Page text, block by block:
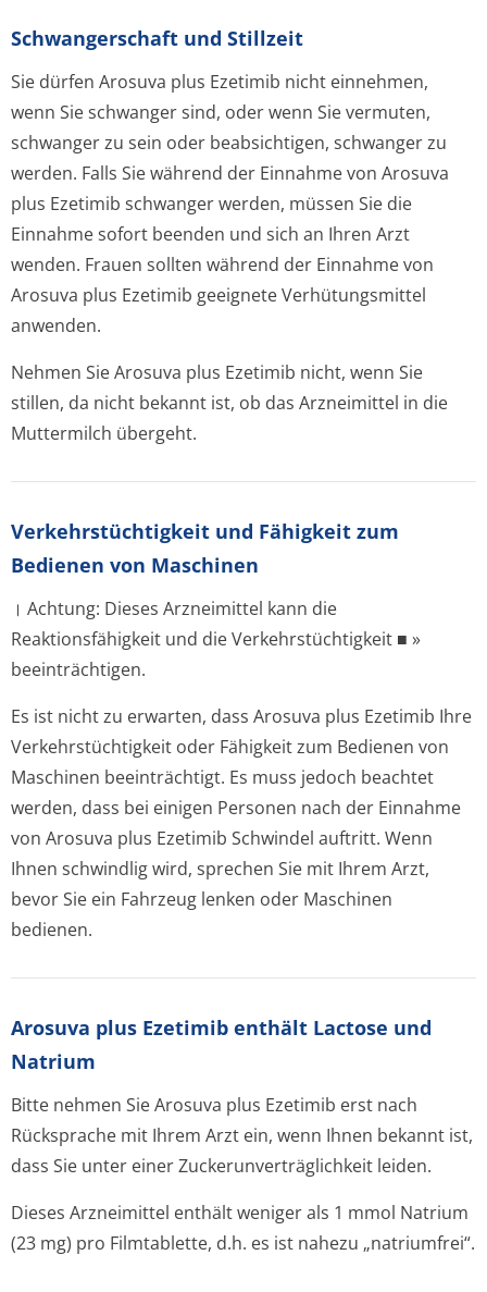
Schwangerschaft und Stillzeit
Sie dürfen Arosuva plus Ezetimib nicht einnehmen,
wenn Sie schwanger sind, oder wenn Sie vermuten,
schwanger zu sein oder beabsichtigen, schwanger zu
werden. Falls Sie während der Einnahme von Arosuva
plus Ezetimib schwanger werden, müssen Sie die
Einnahme sofort beenden und sich an Ihren Arzt
wenden. Frauen sollten während der Einnahme von
Arosuva plus Ezetimib geeignete Verhütungsmittel
anwenden.
Nehmen Sie Arosuva plus Ezetimib nicht, wenn Sie
stillen, da nicht bekannt ist, ob das Arzneimittel in die
Muttermilch übergeht.
Verkehrstüchtig­keit und Fähigkeit zum
Bedienen von Maschinen
। Achtung: Dieses Arzneimittel kann die
Reaktionsfähigkeit und die Verkehrstüchtigkeit ■ »
beeinträchtigen.
Es ist nicht zu erwarten, dass Arosuva plus Ezetimib Ihre
Verkehrstüchtigkeit oder Fähigkeit zum Bedienen von
Maschinen beeinträchtigt. Es muss jedoch beachtet
werden, dass bei einigen Personen nach der Einnahme
von Arosuva plus Ezetimib Schwindel auftritt. Wenn
Ihnen schwindlig wird, sprechen Sie mit Ihrem Arzt,
bevor Sie ein Fahrzeug lenken oder Maschinen
bedienen.
Arosuva plus Ezetimib enthält Lactose und
Natrium
Bitte nehmen Sie Arosuva plus Ezetimib erst nach
Rücksprache mit Ihrem Arzt ein, wenn Ihnen bekannt ist,
dass Sie unter einer Zuckerunverträglichke­it leiden.
Dieses Arzneimittel enthält weniger als 1 mmol Natrium
(23 mg) pro Filmtablette, d.h. es ist nahezu „natriumfrei“.